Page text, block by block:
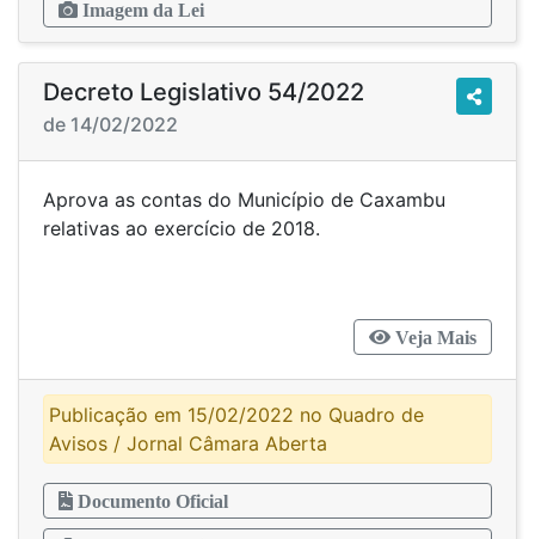
Imagem da Lei
Decreto Legislativo 54/2022
de 14/02/2022
Aprova as contas do Município de Caxambu
relativas ao exercício de 2018.
Veja Mais
Publicação em 15/02/2022 no Quadro de
Avisos / Jornal Câmara Aberta
Documento Oficial